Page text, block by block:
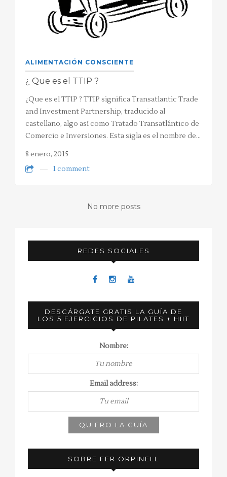
ALIMENTACIÓN CONSCIENTE
¿ Que es el TTIP ?
¿Que es el TTIP ? TTIP significa Transatlantic Trade
and Investment Partnership, traducido al
castellano, algo así como Tratado Transatlántico de
Comercio e Inversiones. Esta sigla es el nombre de…
8 enero, 2015
1 comment
No more posts
REDES SOCIALES
DESCÁRGATE GRATIS LA GUÍA DE
LOS 5 EJERCICIOS DE PILATES + HIIT
Nombre:
Email address:
SOBRE FER ORPINELL